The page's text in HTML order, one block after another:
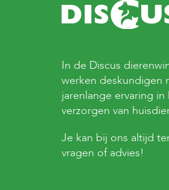
In de Discus
werken deskundigen
jarenlange ervaring in
verzorgen van
Je kan bij ons altijd
vragen of advies!